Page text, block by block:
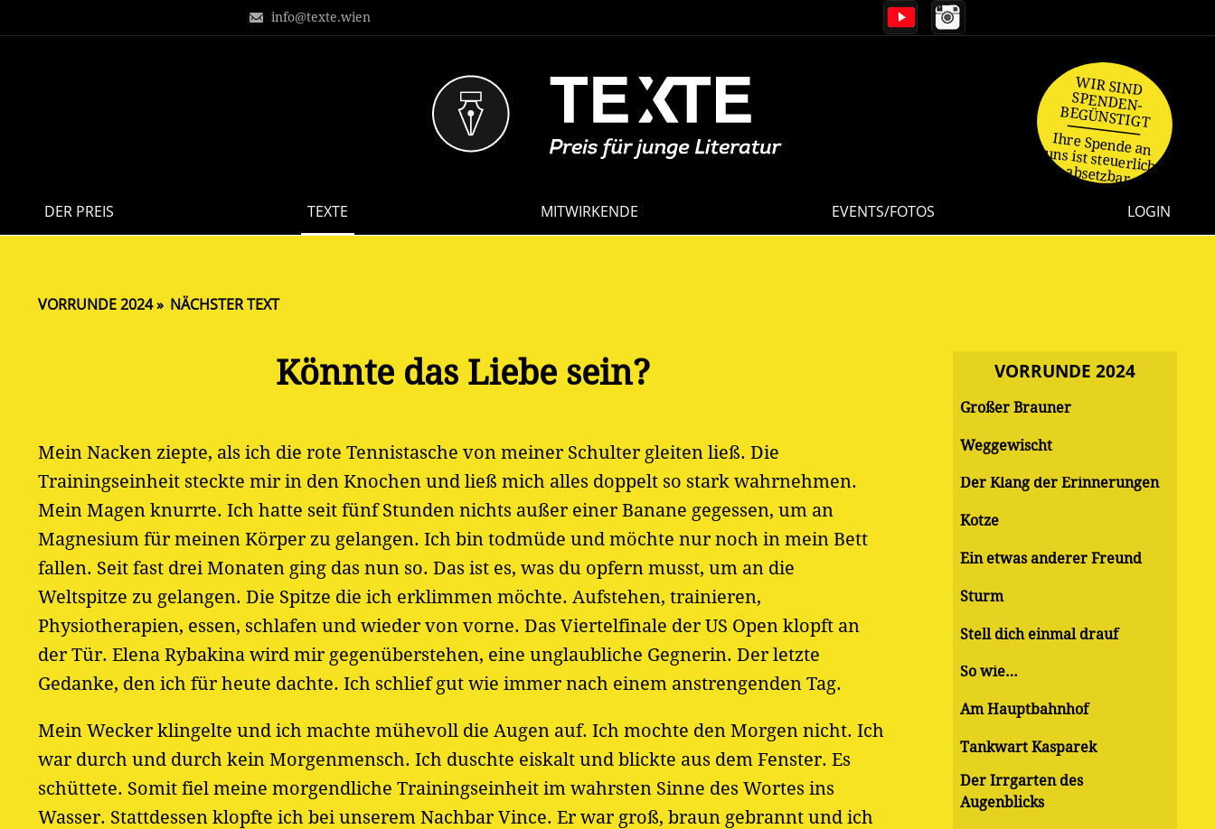
info@texte.wien
NAVIGATION
DER PREIS TEXTE MITWIRKENDE EVENTS/FOTOS LOGIN
WIR SIND
SPENDEN-
BEGÜNSTIGT
Ihre Spende an
uns ist steuerlich
absetzbar.
Könnte das Liebe sein?
Mein Nacken ziepte, als ich die rote Tennistasche von meiner Schulter gleiten ließ. Die
Trainingseinheit steckte mir in den Knochen und ließ mich alles doppelt so stark wahrnehmen.
Mein Magen knurrte. Ich hatte seit fünf Stunden nichts außer einer Banane gegessen, um an
Magnesium für meinen Körper zu gelangen. Ich bin todmüde und möchte nur noch in mein Bett
fallen. Seit fast drei Monaten ging das nun so. Das ist es, was du opfern musst, um an die
Weltspitze zu gelangen. Die Spitze die ich erklimmen möchte. Aufstehen, trainieren,
Physiotherapien, essen, schlafen und wieder von vorne. Das Viertelfinale der US Open klopft an
der Tür. Elena Rybakina wird mir gegenüberstehen, eine unglaubliche Gegnerin. Der letzte
Gedanke, den ich für heute dachte. Ich schlief gut wie immer nach einem anstrengenden Tag.
Mein Wecker klingelte und ich machte mühevoll die Augen auf. Ich mochte den Morgen nicht. Ich
war durch und durch kein Morgenmensch. Ich duschte eiskalt und blickte aus dem Fenster. Es
schüttete. Somit fiel meine morgendliche Trainingseinheit im wahrsten Sinne des Wortes ins
Wasser. Stattdessen klopfte ich bei unserem Nachbar Vince. Er war groß, braun gebrannt und ich
VORRUNDE 2024 NÄCHSTER TEXT
VORRUNDE 2024
Großer Brauner
Weggewischt
Der Klang der Erinnerungen
Kotze
Ein etwas anderer Freund
Sturm
Stell dich einmal drauf
So wie…
Am Hauptbahnhof
Tankwart Kasparek
Der Irrgarten des
Augenblicks